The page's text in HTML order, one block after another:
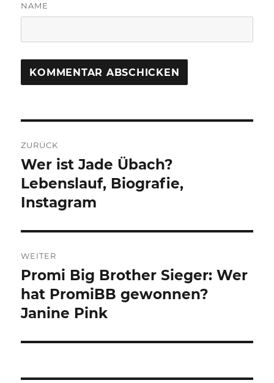
NAME
ZURÜCK
Vorheriger
Beitrag:
Wer ist Jade Übach?
Lebenslauf, Biografie,
Instagram
WEITER
Nächster
Beitrag:
Promi Big Brother Sieger: Wer
hat PromiBB gewonnen?
Janine Pink